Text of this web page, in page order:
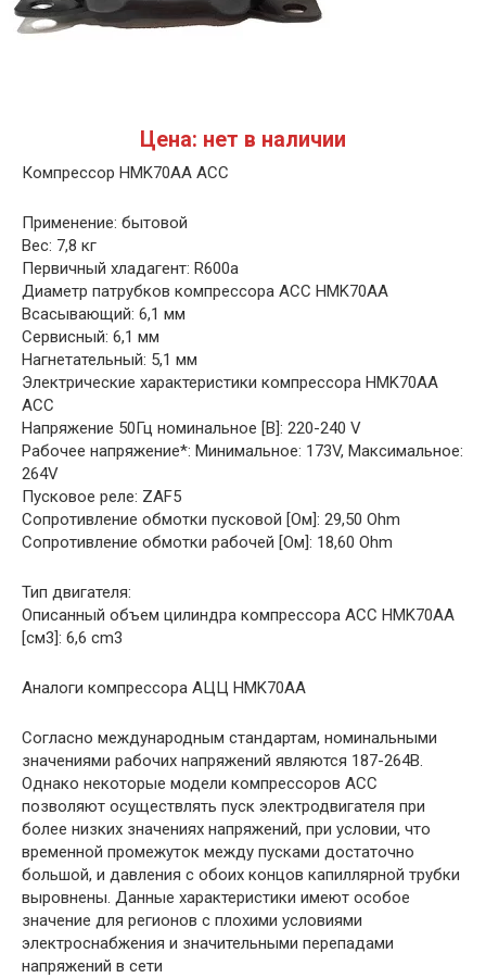
Цена: нет в наличии
Компрессор HMK70AA ACC
Применение: бытовой
Вес: 7,8 кг
Первичный хладагент: R600a
Диаметр патрубков компрессора ACC HMK70AA
Всасывающий: 6,1 мм
Сервисный: 6,1 мм
Нагнетательный: 5,1 мм
Электрические характеристики компрессора HMK70AA
АСС
Напряжение 50Гц номинальное [В]: 220-240 V
Рабочее напряжение*: Минимальное: 173V, Максимальное:
264V
Пусковое реле: ZAF5
Сопротивление обмотки пусковой [Ом]: 29,50 Ohm
Сопротивление обмотки рабочей [Ом]: 18,60 Ohm
Тип двигателя:
Описанный объем цилиндра компрессора АСС HMK70AA
[см3]: 6,6 cm3
Аналоги компрессора АЦЦ HMK70AA
Согласно международным стандартам, номинальными
значениями рабочих напряжений являются 187-264В.
Однако некоторые модели компрессоров АСС
позволяют осуществлять пуск электродвигателя при
более низких значениях напряжений, при условии, что
временной промежуток между пусками достаточно
большой, и давления с обоих концов капиллярной трубки
выровнены. Данные характеристики имеют особое
значение для регионов с плохими условиями
электроснабжения и значительными перепадами
напряжений в сети